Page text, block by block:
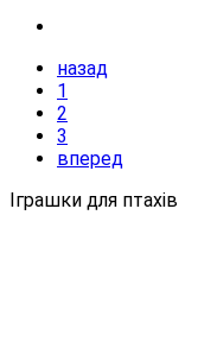
назад
1
2
3
вперед
Іграшки для птахів